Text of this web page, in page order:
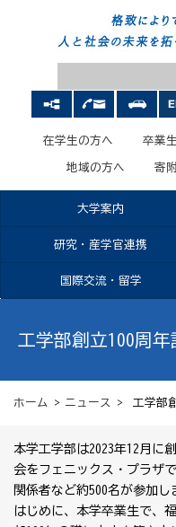
在学生の方へ 卒業
地域の方へ 寄
大学案内
研究・産学官連携
国際交流・留学
工学部創立100周
ホーム > ニュース > 工学部
本学工学部は2023年12月に
会をフェニックス・プラザ
関係者など約500名が参加し
はじめに、本学卒業生で、